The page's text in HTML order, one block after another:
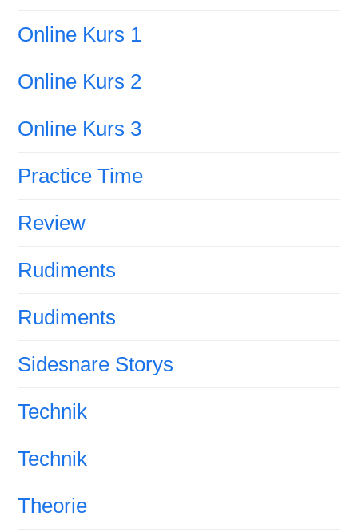
Online Kurs 1
Online Kurs 2
Online Kurs 3
Practice Time
Review
Rudiments
Rudiments
Sidesnare Storys
Technik
Technik
Theorie